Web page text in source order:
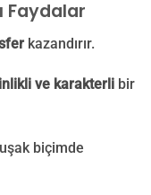
Faydalar
kazandırır.
ve karakterlibir
biçimde